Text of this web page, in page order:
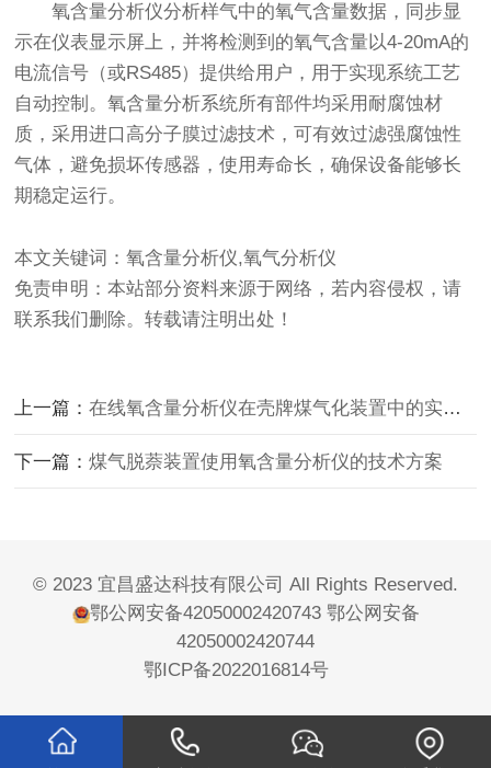
氧含量分析仪分析样气中的氧气含量数据，同步显
示在仪表显示屏上，并将检测到的氧气含量以4-20mA的
电流信号（或RS485）提供给用户，用于实现系统工艺
自动控制。氧含量分析系统所有部件均采用耐腐蚀材
质，采用进口高分子膜过滤技术，可有效过滤强腐蚀性
气体，避免损坏传感器，使用寿命长，确保设备能够长
期稳定运行。
本文关键词：氧含量分析仪,氧气分析仪
免责申明：本站部分资料来源于网络，若内容侵权，请
联系我们删除。转载请注明出处！
上一篇：在线氧含量分析仪在壳牌煤气化装置中的实际应用
下一篇：煤气脱萘装置使用氧含量分析仪的技术方案
© 2023 宜昌盛达科技有限公司 All Rights Reserved.
鄂公网安备42050002420743 鄂公网安备
42050002420744
鄂ICP备2022016814号